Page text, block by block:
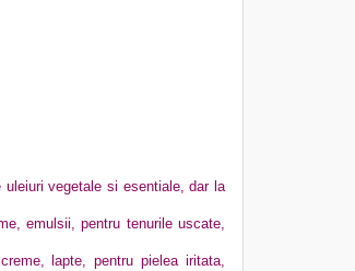
vegetale si esentiale, dar la
emulsii, pentru tenurile uscate,
lapte, pentru pielea iritata,